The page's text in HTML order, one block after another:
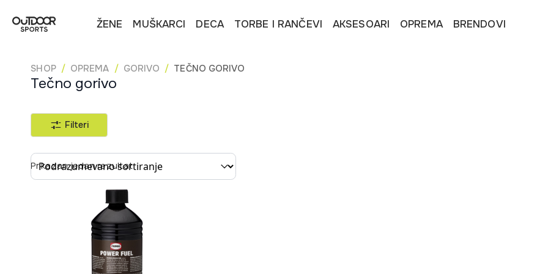
ŽENE MUŠKARCI DECA TORBE I RANČEVI AKSESOARI OPREMA BRENDOVI
SHOP OPREMA GORIVO TEČNO GORIVO
Tečno gorivo
Filteri
Sort content
Prikazan jedan rezultat